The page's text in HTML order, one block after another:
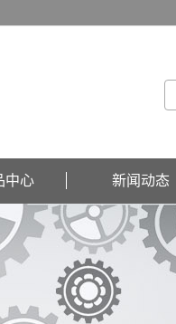
中心 新闻动态